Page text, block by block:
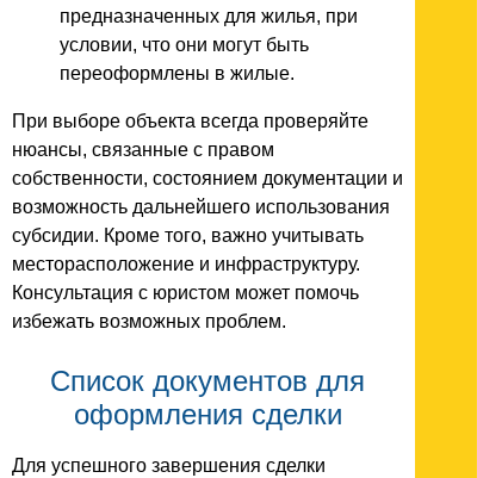
предназначенных для жилья, при
условии, что они могут быть
переоформлены в жилые.
При выборе объекта всегда проверяйте
нюансы, связанные с правом
собственности, состоянием документации и
возможность дальнейшего использования
субсидии. Кроме того, важно учитывать
месторасположение и инфраструктуру.
Консультация с юристом может помочь
избежать возможных проблем.
Список документов для
оформления сделки
Для успешного завершения сделки